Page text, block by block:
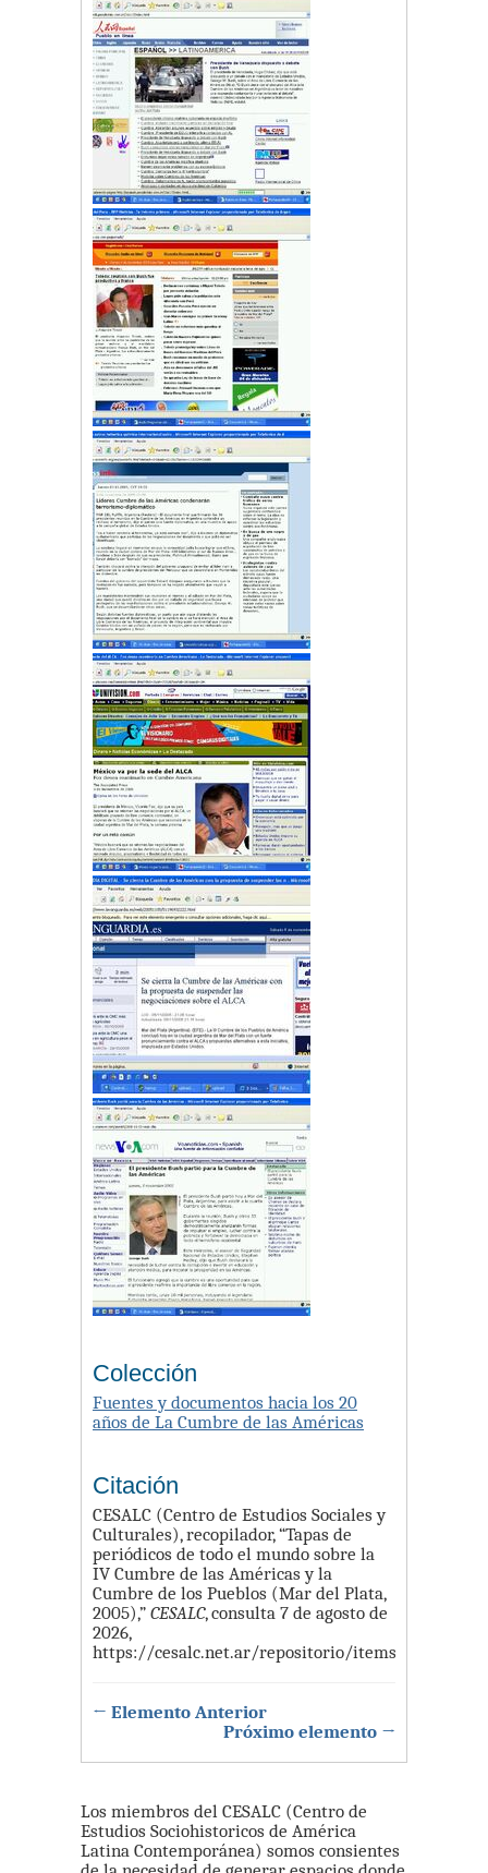
Colección
Fuentes y documentos hacia los 20
años de La Cumbre de las Américas
Citación
CESALC (Centro de Estudios Sociales y
Culturales), recopilador, “Tapas de
periódicos de todo el mundo sobre la
IV Cumbre de las Américas y la
Cumbre de los Pueblos (Mar del Plata,
2005),” CESALC, consulta 7 de agosto de
2026,
https://cesalc.net.ar/repositorio/items/show/72
← Elemento Anterior
Próximo elemento →
Los miembros del CESALC (Centro de
Estudios Sociohistoricos de América
Latina Contemporánea) somos consientes